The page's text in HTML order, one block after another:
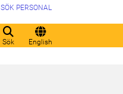
Sök English
SÖK PERSONAL